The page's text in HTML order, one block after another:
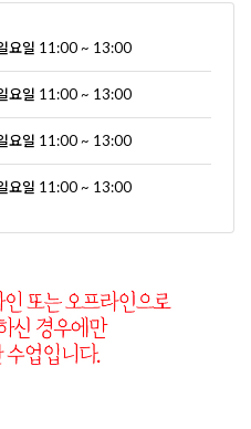
요일 11:00 ~ 13:00
요일 11:00 ~ 13:00
요일 11:00 ~ 13:00
요일 11:00 ~ 13:00